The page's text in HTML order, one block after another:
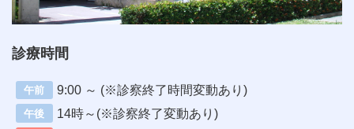
診療時間
午前 9:00 ～ (※診察終了時間変動あり)
午後 14時～(※診察終了変動あり)